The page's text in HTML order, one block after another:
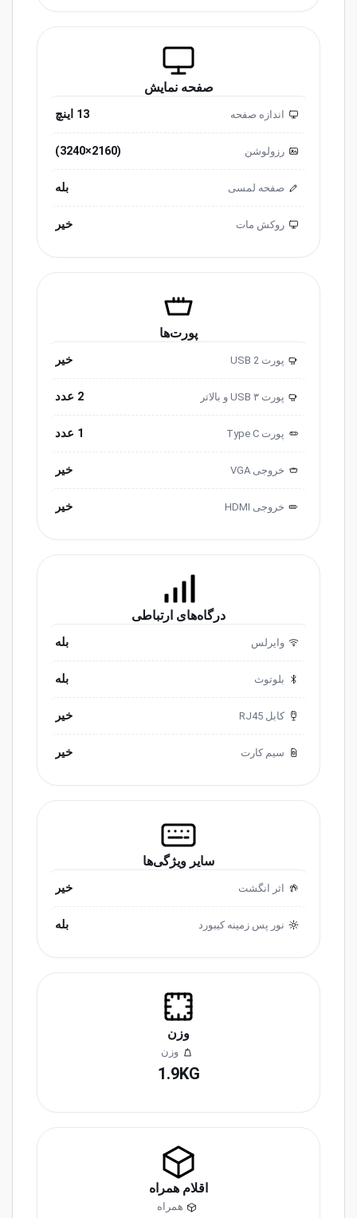
صفحه نمایش
اندازه صفحه 13 اینچ
رزولوشن (2160×3240)
صفحه لمسی بله
روکش مات خیر
پورت‌ها
2.0 پورت USB 2 خیر
3.0 پورت USB ۳ و ‌‌بالاتر 2 عدد
پورت ‌‌Type C 1 عدد
خروجی ‌VGA خیر
خروجی HDMI خیر
درگاه‌های ارتباطی
وایرلس بله
بلوتوث بله
کابل RJ45 خیر
سیم کارت خیر
سایر ویژگی‌ها
اثر انگشت خیر
نور پس زمینه کیبورد بله
وزن
وزن
1.9KG
اقلام همراه
همراه